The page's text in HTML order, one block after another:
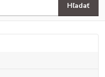
Hľadať